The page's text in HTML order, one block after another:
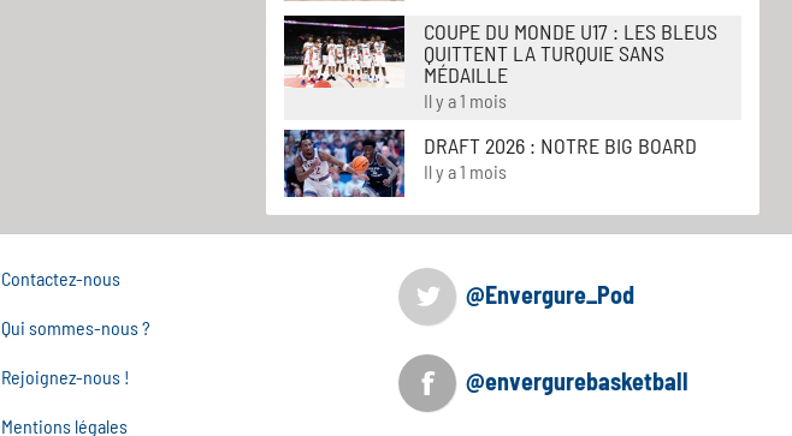
COUPE DU MONDE U17 : LES BLEUS
QUITTENT LA TURQUIE SANS
MÉDAILLE
Il y a 1 mois
DRAFT 2026 : NOTRE BIG BOARD
Il y a 1 mois
Contactez-nous
Qui sommes-nous ?
Rejoignez-nous !
Mentions légales
@Envergure_Pod
@envergurebasketball